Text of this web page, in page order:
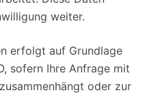
weiter.
erfolgt auf Grundlage
sofern Ihre Anfrage mit
oder zur